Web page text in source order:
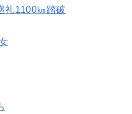
礼1100㎞踏破